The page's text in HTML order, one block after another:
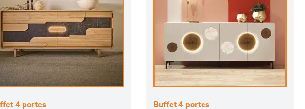
4 portes
Buffet 4 portes